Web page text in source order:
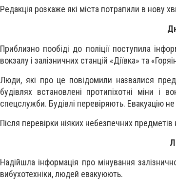
Редакція розкаже які міста потрапили в нову
Приблизно пообіді до поліції поступила
вокзалу і залізничних станцій «Діївка» та
Люди, які про це повідомили назвалися
будівлях встановлені протипіхотні міни і
спецслужби. Будівлі перевіряють. Евакуацію
Після перевірки ніяких небезпечних
Надійшла інформація про мінування
вибухотехніки, людей евакуюють.